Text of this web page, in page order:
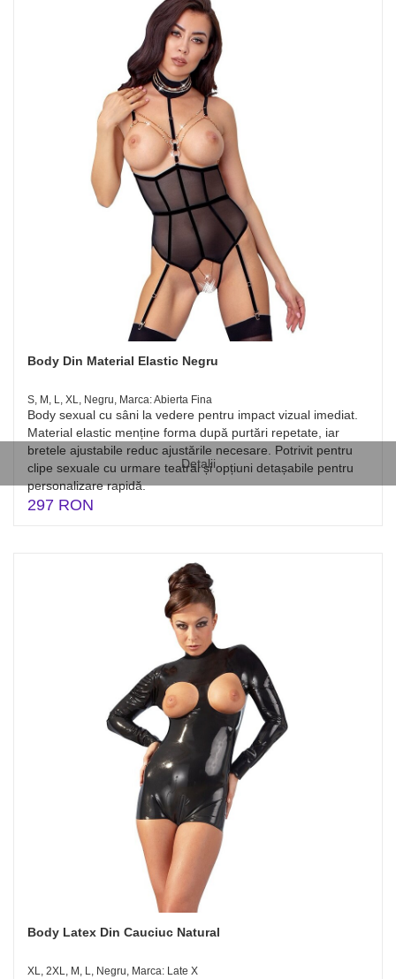
Detalii
Body Din Material Elastic Negru
S, M, L, XL, Negru, Marca: Abierta Fina
Body sexual cu sâni la vedere pentru impact vizual imediat.
Material elastic menține forma după purtări repetate, iar
bretele ajustabile reduc ajustările necesare. Potrivit pentru
clipe sexuale cu urmare teatral și opțiuni detașabile pentru
personalizare rapidă.
297 RON
Body Latex Din Cauciuc Natural
XL, 2XL, M, L, Negru, Marca: Late X